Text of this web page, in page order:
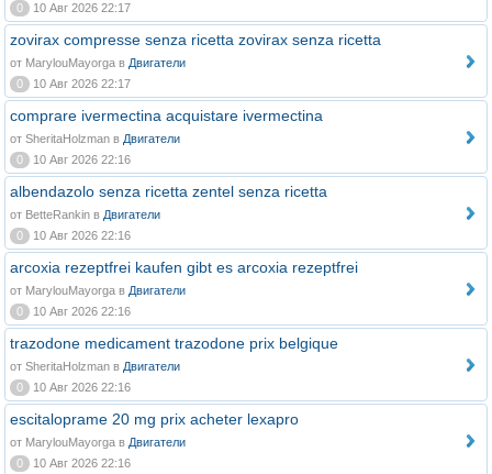
0
10 Авг 2026 22:17
zovirax compresse senza ricetta zovirax senza ricetta
от MarylouMayorga в Двигатели
0
10 Авг 2026 22:17
comprare ivermectina acquistare ivermectina
от SheritaHolzman в Двигатели
0
10 Авг 2026 22:16
albendazolo senza ricetta zentel senza ricetta
от BetteRankin в Двигатели
0
10 Авг 2026 22:16
arcoxia rezeptfrei kaufen gibt es arcoxia rezeptfrei
от MarylouMayorga в Двигатели
0
10 Авг 2026 22:16
trazodone medicament trazodone prix belgique
от SheritaHolzman в Двигатели
0
10 Авг 2026 22:16
escitaloprame 20 mg prix acheter lexapro
от MarylouMayorga в Двигатели
0
10 Авг 2026 22:16